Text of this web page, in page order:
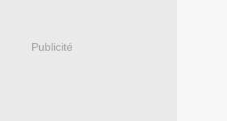
Publicité